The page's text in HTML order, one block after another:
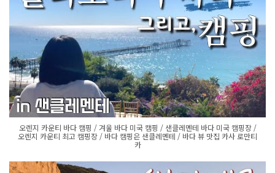
오렌지 카운티 바다 캠핑 / 겨울 바다 미국 캠핑 / 샌클레멘테 바다 미국 캠핑장 /
오렌지 카운티 최고 캠핑장 / 바다 캠핑은 샌클레멘테 / 바다 뷰 맛집 카사 로만티
카